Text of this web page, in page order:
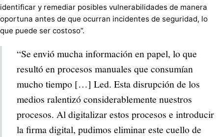
identificar y remediar posibles vulnerabilidades de manera
oportuna antes de que ocurran incidentes de seguridad, lo
que puede ser costoso”.
“Se envió mucha información en papel, lo que
resultó en procesos manuales que consumían
mucho tiempo […] Led. Esta disrupción de los
medios ralentizó considerablemente nuestros
procesos. Al digitalizar estos procesos e introducir
la firma digital, pudimos eliminar este cuello de